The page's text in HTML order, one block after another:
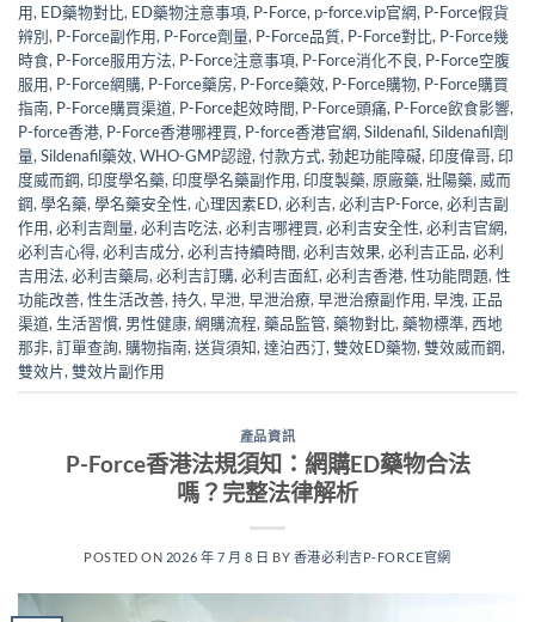
用, ED藥物對比, ED藥物注意事項, P-Force, p-force.vip官網, P-Force假貨
辨別, P-Force副作用, P-Force劑量, P-Force品質, P-Force對比, P-Force幾
時食, P-Force服用方法, P-Force注意事項, P-Force消化不良, P-Force空腹
服用, P-Force網購, P-Force藥房, P-Force藥效, P-Force購物, P-Force購買
指南, P-Force購買渠道, P-Force起效時間, P-Force頭痛, P-Force飲食影響,
P-force香港, P-Force香港哪裡買, P-force香港官網, Sildenafil, Sildenafil劑
量, Sildenafil藥效, WHO-GMP認證, 付款方式, 勃起功能障礙, 印度偉哥, 印
度威而鋼, 印度學名藥, 印度學名藥副作用, 印度製藥, 原廠藥, 壯陽藥, 威而
鋼, 學名藥, 學名藥安全性, 心理因素ED, 必利吉, 必利吉P-Force, 必利吉副
作用, 必利吉劑量, 必利吉吃法, 必利吉哪裡買, 必利吉安全性, 必利吉官網,
必利吉心得, 必利吉成分, 必利吉持續時間, 必利吉效果, 必利吉正品, 必利
吉用法, 必利吉藥局, 必利吉訂購, 必利吉面紅, 必利吉香港, 性功能問題, 性
功能改善, 性生活改善, 持久, 早泄, 早泄治療, 早泄治療副作用, 早洩, 正品
渠道, 生活習慣, 男性健康, 網購流程, 藥品監管, 藥物對比, 藥物標準, 西地
那非, 訂單查詢, 購物指南, 送貨須知, 達泊西汀, 雙效ED藥物, 雙效威而鋼,
雙效片, 雙效片副作用
產品資訊
P-Force香港法規須知：網購ED藥物合法
嗎？完整法律解析
POSTED ON 2026 年 7 月 8 日 BY 香港必利吉P-FORCE官網